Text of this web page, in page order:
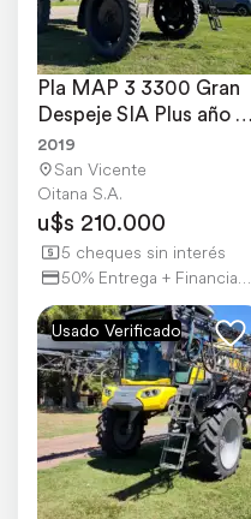
Pla MAP 3 3300 Gran
Despeje SIA Plus año
2019
2019
San Vicente
Oitana S.A.
u$s 210.000
5 cheques sin interés
50% Entrega + Financiación
Usado Verificado